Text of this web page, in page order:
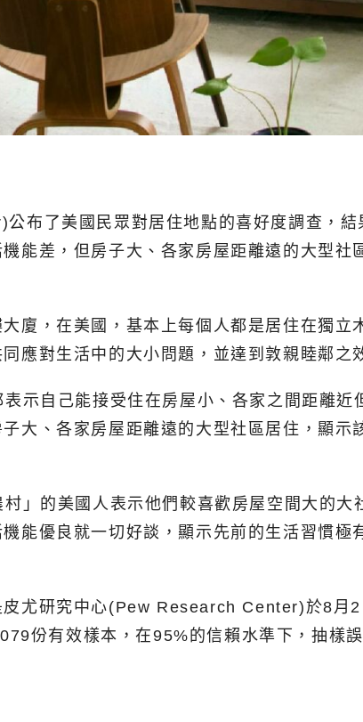
布了美國民眾對居住地點的喜好度調查，
能差，但房子大、各家房屋距離遠的大型
廈，在美國，基本上每個人都是居住在獨
應對生活中的大小問題，並達到敦親睦鄰之
示自己能接受住在房屋小、各家之間距離
大、各家房屋距離遠的大型社區居住，顯
」的美國人表示他們較喜歡房屋空間大的
能優良就一切好談，顯示先前的生活習慣
尤研究中心(Pew Research Center)於8月
份有效樣本，在95%的信賴水準下，抽樣